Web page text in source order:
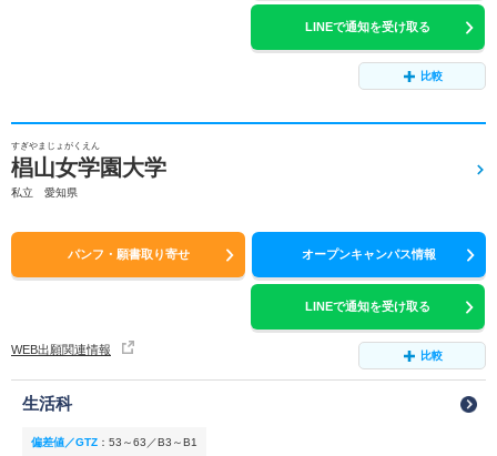
LINEで通知を受け取る
比較
すぎやまじょがくえん
椙山女学園大学
私立 愛知県
パンフ・願書取り寄せ オープンキャンパス情報
LINEで通知を受け取る
WEB出願関連情報 比較
生活科
偏差値／GTZ ： 53～63／B3～B1